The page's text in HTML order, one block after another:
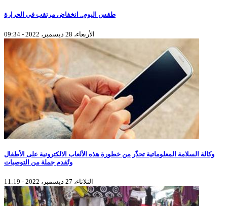
طقس اليوم.. انخفاض مرتقب في الحرارة
الأربعاء، 28 ديسمبر، 2022 - 09:34
وكالة السلامة المعلوماتية تحذّر من خطورة هذه الألعاب الالكترونية على الأطفال
وتُقدم جملة من التوصيات
الثلاثاء، 27 ديسمبر، 2022 - 11:19